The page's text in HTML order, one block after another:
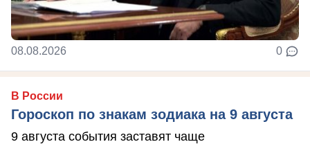
08.08.2026 0
В России
Гороскоп по знакам зодиака на 9 августа
9 августа события заставят чаще